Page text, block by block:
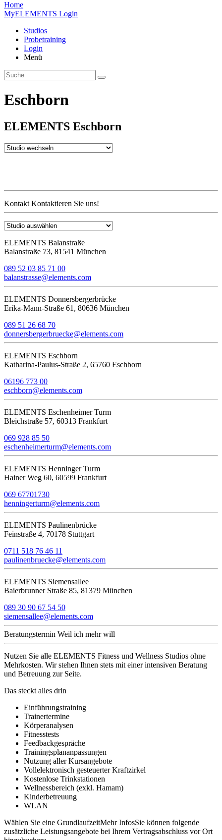
Home
MyELEMENTS Login
Studios
Probe­training
Login
Menü
Eschborn
ELEMENTS Esch­born
Kontakt Kontaktieren Sie uns!
ELEMENTS Balanstraße
Balanstraße 73, 81541 München
089 52 03 85 71 00
balanstrasse@elements.com
ELEMENTS Donnersbergerbrücke
Erika-Mann-Straße 61, 80636 München
089 51 26 68 70
donnersbergerbruecke@elements.com
ELEMENTS Eschborn
Katharina-Paulus-Straße 2, 65760 Eschborn
06196 773 00
eschborn@elements.com
ELEMENTS Eschenheimer Turm
Bleichstraße 57, 60313 Frankfurt
069 928 85 50
eschenheimerturm@elements.com
ELEMENTS Henninger Turm
Hainer Weg 60, 60599 Frankfurt
069 67701730
henningerturm@elements.com
ELEMENTS Paulinenbrücke
Feinstraße 4, 70178 Stuttgart
0711 518 76 46 11
paulinenbruecke@elements.com
ELEMENTS Siemensallee
Baierbrunner Straße 85, 81379 München
089 30 90 67 54 50
siemensallee@elements.com
Beratungstermin Weil ich mehr will
Nutzen Sie alle ELEMENTS Fitness und Wellness Studios ohne
Mehrkosten. Wir stehen Ihnen stets mit einer intensiven Beratung
und Betreuung zur Seite.
Das steckt alles drin
Einführungstraining
Trainertermine
Körperanalysen
Fitnesstests
Feedbackgespräche
Trainingsplananpassungen
Nutzung aller Kursangebote
Vollelektronisch gesteuerter Kraftzirkel
Kostenlose Trinkstationen
Wellnessbereich (exkl. Hamam)
Kinderbetreuung
WLAN
Wählen Sie eine GrundlaufzeitMehr InfosSie können folgende
zusätzliche Leistungsangebote bei Ihrem Vertragsabschluss vor Ort